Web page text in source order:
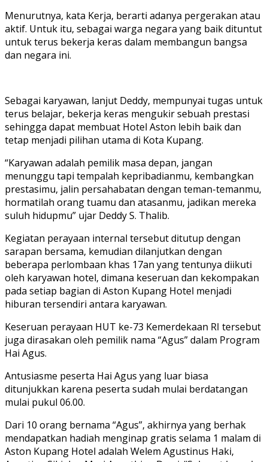
Menurutnya, kata Kerja, berarti adanya pergerakan atau
aktif. Untuk itu, sebagai warga negara yang baik dituntut
untuk terus bekerja keras dalam membangun bangsa
dan negara ini.
Sebagai karyawan, lanjut Deddy, mempunyai tugas untuk
terus belajar, bekerja keras mengukir sebuah prestasi
sehingga dapat membuat Hotel Aston lebih baik dan
tetap menjadi pilihan utama di Kota Kupang.
“Karyawan adalah pemilik masa depan, jangan
menunggu tapi tempalah kepribadianmu, kembangkan
prestasimu, jalin persahabatan dengan teman-temanmu,
hormatilah orang tuamu dan atasanmu, jadikan mereka
suluh hidupmu” ujar Deddy S. Thalib.
Kegiatan perayaan internal tersebut ditutup dengan
sarapan bersama, kemudian dilanjutkan dengan
beberapa perlombaan khas 17an yang tentunya diikuti
oleh karyawan hotel, dimana keseruan dan kekompakan
pada setiap bagian di Aston Kupang Hotel menjadi
hiburan tersendiri antara karyawan.
Keseruan perayaan HUT ke-73 Kemerdekaan RI tersebut
juga dirasakan oleh pemilik nama “Agus” dalam Program
Hai Agus.
Antusiasme peserta Hai Agus yang luar biasa
ditunjukkan karena peserta sudah mulai berdatangan
mulai pukul 06.00.
Dari 10 orang bernama “Agus”, akhirnya yang berhak
mendapatkan hadiah menginap gratis selama 1 malam di
Aston Kupang Hotel adalah Welem Agustinus Haki,